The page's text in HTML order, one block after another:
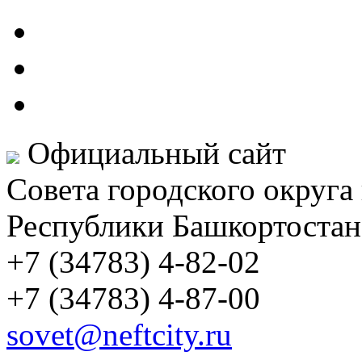
Официальный сайт
Совета городского
Республики Башкортостан
+7 (34783) 4-82-02
+7 (34783) 4-87-00
sovet@neftcity.ru